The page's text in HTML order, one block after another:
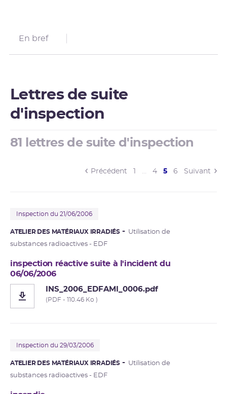
En bref
Lettres de suite
d'inspection
81 lettres de suite d'inspection
Précédent … 4 5(current)
6 Suivant
Inspection du 21/06/2006
ATELIER DES MATÉRIAUX IRRADIÉS
Utilisation de
substances radioactives - EDF
inspection réactive suite à l'incident du
06/06/2006
INS_2006_EDFAMI_0006.pdf
(PDF - 110.46 Ko )
Inspection du 29/03/2006
ATELIER DES MATÉRIAUX IRRADIÉS
Utilisation de
substances radioactives - EDF